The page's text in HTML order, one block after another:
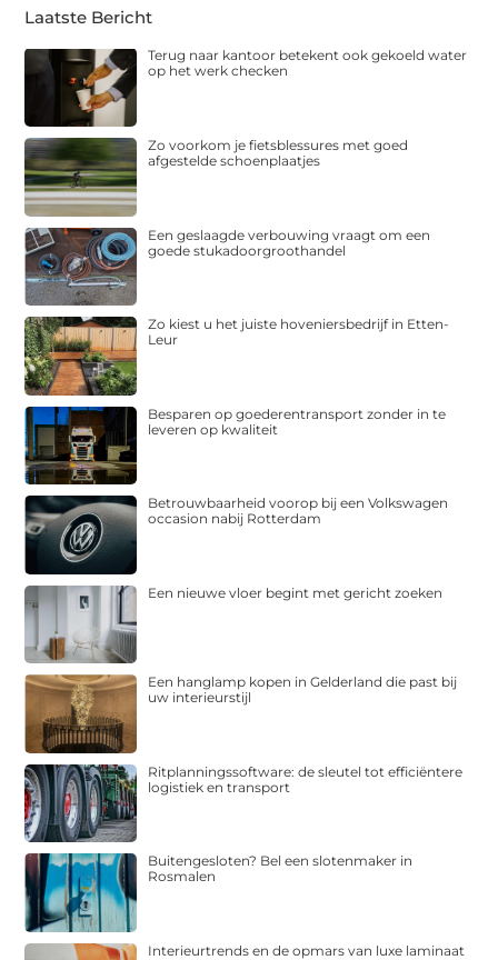
Laatste Bericht
Terug naar kantoor betekent ook gekoeld water
op het werk checken
Zo voorkom je fietsblessures met goed
afgestelde schoenplaatjes
Een geslaagde verbouwing vraagt om een
goede stukadoorgroothandel
Zo kiest u het juiste hoveniersbedrijf in Etten-
Leur
Besparen op goederentransport zonder in te
leveren op kwaliteit
Betrouwbaarheid voorop bij een Volkswagen
occasion nabij Rotterdam
Een nieuwe vloer begint met gericht zoeken
Een hanglamp kopen in Gelderland die past bij
uw interieurstijl
Ritplanningssoftware: de sleutel tot efficiëntere
logistiek en transport
Buitengesloten? Bel een slotenmaker in
Rosmalen
Interieurtrends en de opmars van luxe laminaat